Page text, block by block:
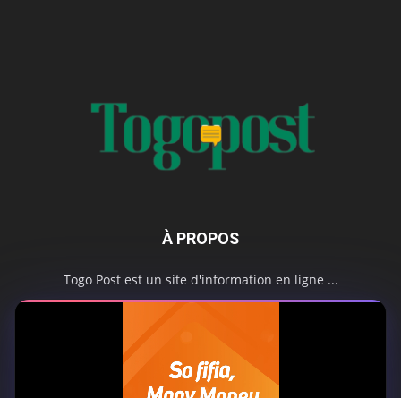
À PROPOS
Togo Post est un site d'information en ligne ...
Contactez-nous: contact@togopost.tg